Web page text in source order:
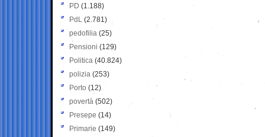
PD (1.188)
PdL (2.781)
pedofilia (25)
Pensioni (129)
Politica (40.824)
polizia (253)
Porto (12)
povertà (502)
Presepe (14)
Primarie (149)